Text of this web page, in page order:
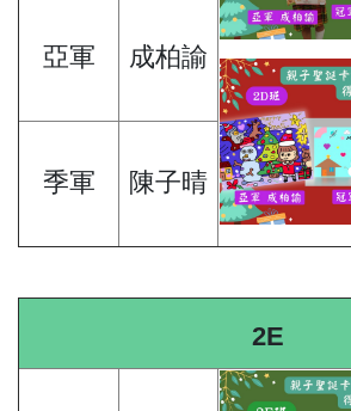
亞軍 成柏諭
季軍 陳子晴
2E